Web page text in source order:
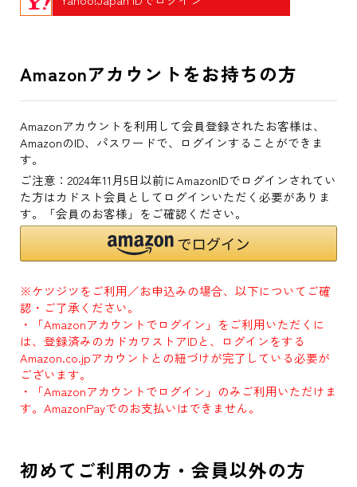
Amazonアカウントをお持ちの方
Amazonアカウントを利用して会員登録されたお客様は、
AmazonのID、パスワードで、ログインすることができま
す。
ご注意：2024年11月5日以前にAmazonIDでログインされてい
た方はカドスト会員としてログインいただく必要がありま
す。「会員のお客様」をご確認ください。
※ケツジツをご利用／お申込みの場合、以下についてご確
認・ご了承ください。
・「Amazonアカウントでログイン」をご利用いただくに
は、登録済みのカドカワストアIDと、ログインをする
Amazon.co.jpアカウントとの紐づけが完了している必要が
ございます。
・「Amazonアカウントでログイン」のみご利用いただけま
す。AmazonPayでのお支払いはできません。
初めてご利用の方・会員以外の方